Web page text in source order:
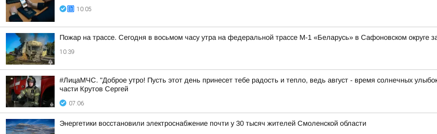
10:05
Пожар на трассе. Сегодня в восьмом часу утра на федеральной трассе М-1 «Беларусь» в Сафоновском округе
10:39
#ЛицаМЧС. "Доброе утро! Пусть этот день принесет тебе радость и тепло, ведь август - время солнечных
части Крутов Сергей
07:06
Энергетики восстановили электроснабжение почти у 30 тысяч жителей Смоленской области